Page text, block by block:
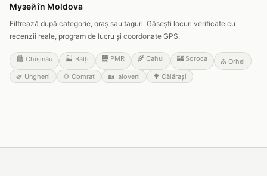
Музей în Moldova
Filtrează după categorie, oraș sau taguri. Găsești locuri verificate cu
recenzii reale, program de lucru și coordonate GPS.
🏙️ Chișinău 🏭 Bălți 🌉 PMR 🌾 Cahul 🏰 Soroca ⛪ Orhei
🌿 Ungheni 🌻 Comrat 🏡 Ialoveni 🌳 Călărași